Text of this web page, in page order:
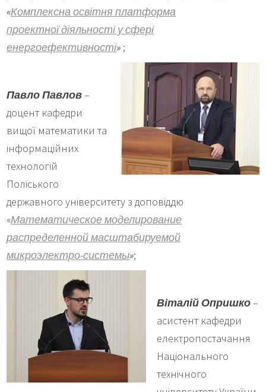
«Комплексна освітня платформа
проектноїдіяльності у сфері
енергоефективності» ;
Павло Павлов–
доцент кафедри
вищої математики та
інформаційних
технологій
Поліського
державного університету з доповіддю
«Математическое моделирование
распределенной масштабируемой
микроэлектро-системы»;
Віталій Опришко–
асистент кафедри
електропостачання
Національного
технічного